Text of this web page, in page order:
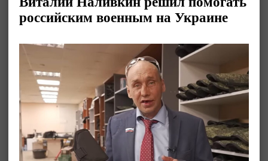
российским военным на Украине